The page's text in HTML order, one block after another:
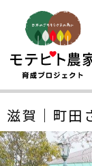
滋賀｜町田